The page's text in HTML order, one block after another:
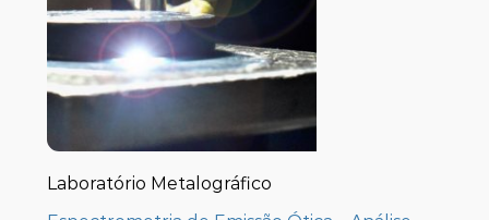
Laboratório Metalográfico